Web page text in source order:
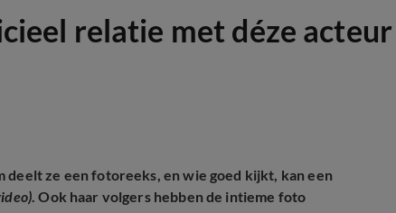
relatie met déze acteur
deelt ze een fotoreeks, en wie goed kijkt, kan een
. Ook haar volgers hebben de intieme foto